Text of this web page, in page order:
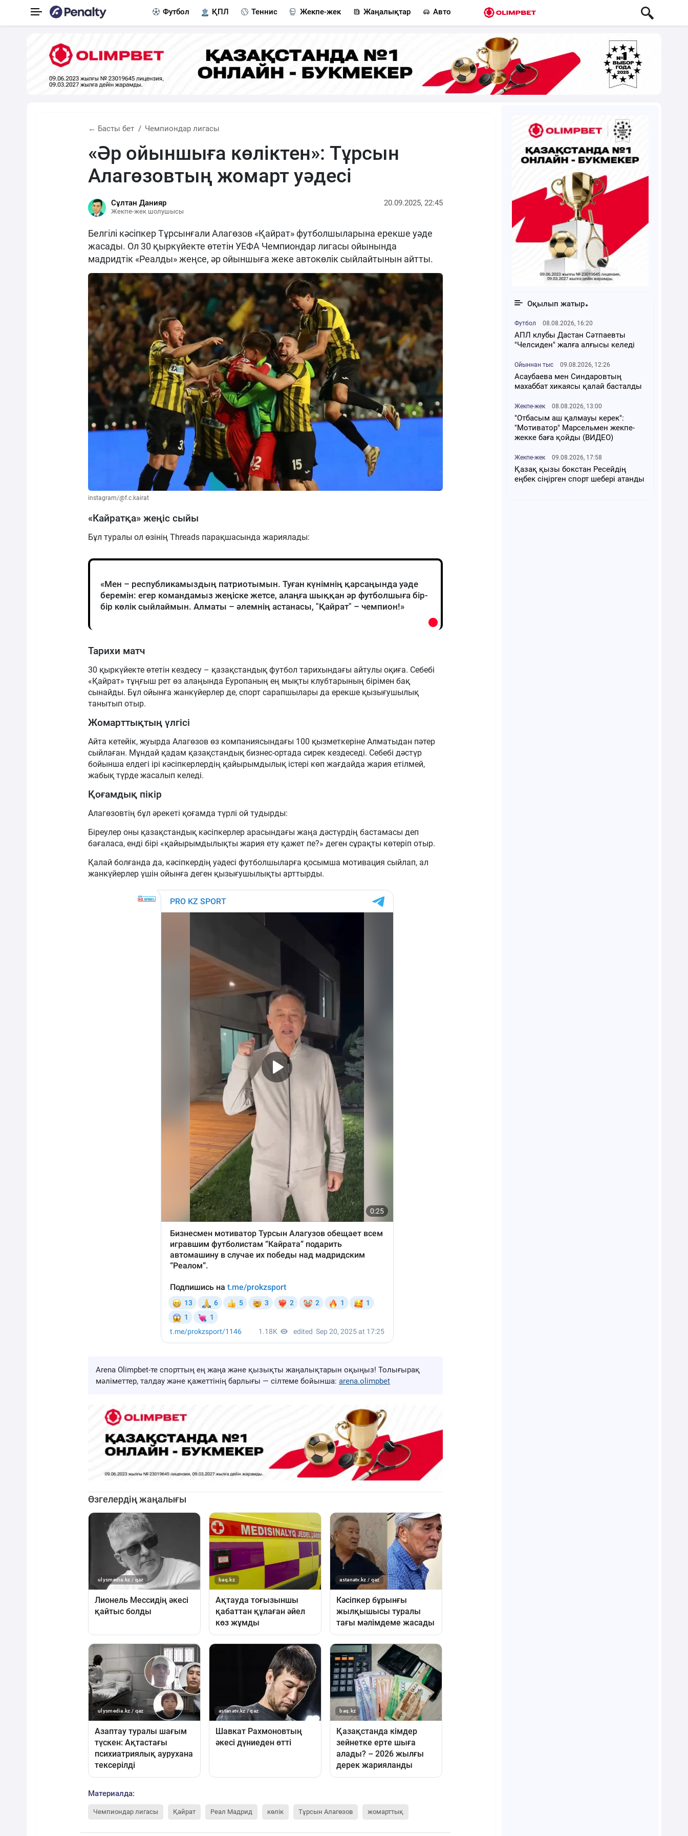
Футбол ҚПЛ Теннис Жекпе-жек Жаңалықтар Авто
← Басты бет Чемпиондар лигасы
«Әр ойыншыға көліктен»: Тұрсын
Алагөзовтың жомарт уәдесі
Сұлтан Данияр
Жекпе-жек шолушысы
20.09.2025, 22:45
Белгілі кәсіпкер Тұрсынғали Алагөзов «Қайрат» футболшыларына ерекше уәде
жасады. Ол 30 қыркүйекте өтетін УЕФА Чемпиондар лигасы ойынында
мадридтік «Реалды» жеңсе, әр ойыншыға жеке автокөлік сыйлайтынын айтты.
instagram/@f.c.kairat
«Кайратқа» жеңіс сыйы
Бұл туралы ол өзінің Threads парақшасында жариялады:
«Мен – республикамыздың патриотымын. Туған күнімнің қарсаңында уәде
беремін: егер командамыз жеңіске жетсе, алаңға шыққан әр футболшыға бір-
бір көлік сыйлаймын. Алматы – әлемнің астанасы, "Қайрат" – чемпион!»
Тарихи матч
30 қыркүйекте өтетін кездесу – қазақстандық футбол тарихындағы айтулы оқиға. Себебі
«Қайрат» тұңғыш рет өз алаңында Еуропаның ең мықты клубтарының бірімен бақ
сынайды. Бұл ойынға жанкүйерлер де, спорт сарапшылары да ерекше қызығушылық
танытып отыр.
Жомарттықтың үлгісі
Айта кетейік, жуырда Алагөзов өз компаниясындағы 100 қызметкеріне Алматыдан пәтер
сыйлаған. Мұндай қадам қазақстандық бизнес-ортада сирек кездеседі. Себебі дәстүр
бойынша елдегі ірі кәсіпкерлердің қайырымдылық істері көп жағдайда жария етілмей,
жабық түрде жасалып келеді.
Қоғамдық пікір
Алагөзовтің бұл әрекеті қоғамда түрлі ой тудырды:
Біреулер оны қазақстандық кәсіпкерлер арасындағы жаңа дәстүрдің бастамасы деп
бағаласа, енді бірі «қайырымдылықты жария ету қажет пе?» деген сұрақты көтеріп отыр.
Қалай болғанда да, кәсіпкердің уәдесі футболшыларға қосымша мотивация сыйлап, ал
жанкүйерлер үшін ойынға деген қызығушылықты арттырды.
Arena Olimpbet-те спорттың ең жаңа және қызықты жаңалықтарын оқыңыз! Толығырақ
мәліметтер, талдау және қажеттінің барлығы — сілтеме бойынша: arena.olimpbet
Материалда:
Чемпиондар лигасы Қайрат Реал Мадрид көлік Тұрсын Алагөзов жомарттық
Оқылып жатыр
Футбол 08.08.2026, 16:20
АПЛ клубы Дастан Сәтпаевты
"Челсиден" жалға алғысы келеді
Ойыннан тыс 09.08.2026, 12:26
Асаубаева мен Синдаровтың
махаббат хикаясы қалай басталды
Жекпе-жек 08.08.2026, 13:00
"Отбасым аш қалмауы керек":
"Мотиватор" Марсельмен жекпе-
жекке баға қойды (ВИДЕО)
Жекпе-жек 09.08.2026, 17:58
Қазақ қызы бокстан Ресейдің
еңбек сіңірген спорт шебері атанды